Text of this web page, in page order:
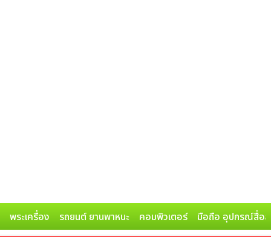
พระเครื่อง รถยนต์ ยานพาหนะ คอมพิวเตอร์ มือถือ อุปกรณ์สื่อส